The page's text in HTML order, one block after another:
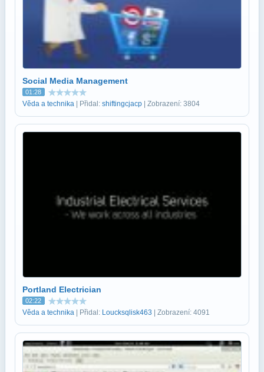
Social Media Management
01:28
Věda a technika | Přidal: shiftingcjacp | Zobrazení: 3804
Portland Electrician
02:22
Věda a technika | Přidal: Loucksqlisk463 | Zobrazení: 4091